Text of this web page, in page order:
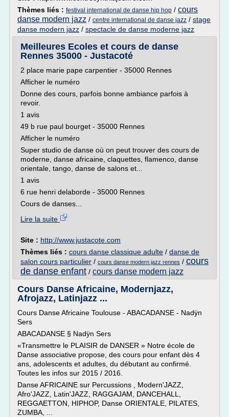
Thèmes liés : festival international de danse hip hop / cours
danse modern jazz / centre international de danse jazz / stage
danse modern jazz / spectacle de danse moderne jazz
Meilleures Ecoles et cours de danse
Rennes 35000 - Justacoté
2 place marie pape carpentier - 35000 Rennes
Afficher le numéro
Donne des cours, parfois bonne ambiance parfois à
revoir.
1 avis
49 b rue paul bourget - 35000 Rennes
Afficher le numéro
Super studio de danse où on peut trouver des cours de
moderne, danse africaine, claquettes, flamenco, danse
orientale, tango, danse de salons et...
1 avis
6 rue henri delaborde - 35000 Rennes
Cours de danses...
Lire la suite
Site : http://www.justacote.com
Thèmes liés : cours danse classique adulte / danse de
salon cours particulier / cours danse modern jazz rennes / cours
de danse enfant / cours danse modern jazz
Cours Danse Africaine, Modernjazz,
Afrojazz, Latinjazz ...
Cours Danse Africaine Toulouse - ABACADANSE - Nadÿn
Sers
ABACADANSE § Nadÿn Sers
«Transmettre le PLAISIR de DANSER » Notre école de
Danse associative propose, des cours pour enfant dès 4
ans, adolescents et adultes, du débutant au confirmé.
Toutes les infos sur 2015 / 2016.
Danse AFRICAINE sur Percussions , Modern'JAZZ,
Afro'JAZZ, Latin'JAZZ, RAGGAJAM, DANCEHALL,
REGGAETTON, HIPHOP, Danse ORIENTALE, PILATES,
ZUMBA, ...